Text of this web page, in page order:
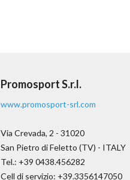
Promosport S.r.l.
www.promosport-srl.com
Via Crevada, 2 - 31020
San Pietro di Feletto (TV) - ITALY
Tel.: +39 0438.456282
Cell di servizio: +39.3356147050